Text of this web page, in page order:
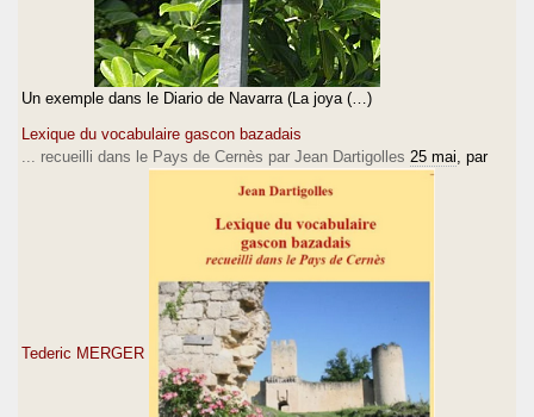
Un exemple dans le Diario de Navarra (La joya (…)
Lexique du vocabulaire gascon bazadais
... recueilli dans le Pays de Cernès par Jean Dartigolles 25 mai , par
Tederic MERGER